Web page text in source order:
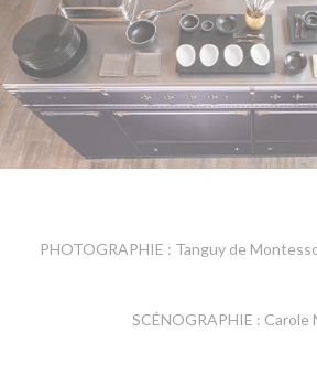
PHOTOGRAPHIE : Tanguy de
SCÉNOGRAPHIE : Carole